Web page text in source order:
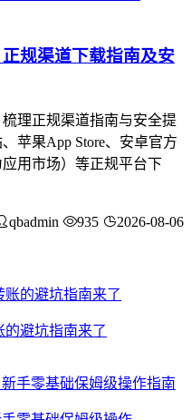
规渠道下载指南及安
理正规渠道指南与安全提
苹果App Store、安卓官方
用市场）等正规平台下
qbadmin 935 2026-08-06
的避坑指南来了